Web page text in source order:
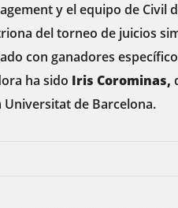
y el equipo de Civil
del torneo de juicios
con ganadores
ha sido Iris Corominas,
Universitat de Barcelona.